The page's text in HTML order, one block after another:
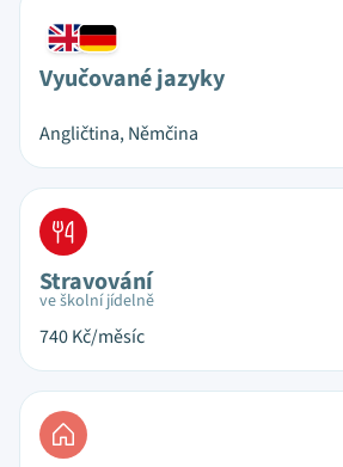
Vyučované jazyky
Angličtina, Němčina
Stravování
ve školní jídelně
740Kč/měsíc